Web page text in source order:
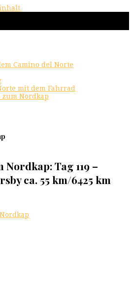
Camino del Norte
mit dem Fahrrad
zum Nordkap
Nordkap: Tag 119 –
ca. 55 km/6425 km